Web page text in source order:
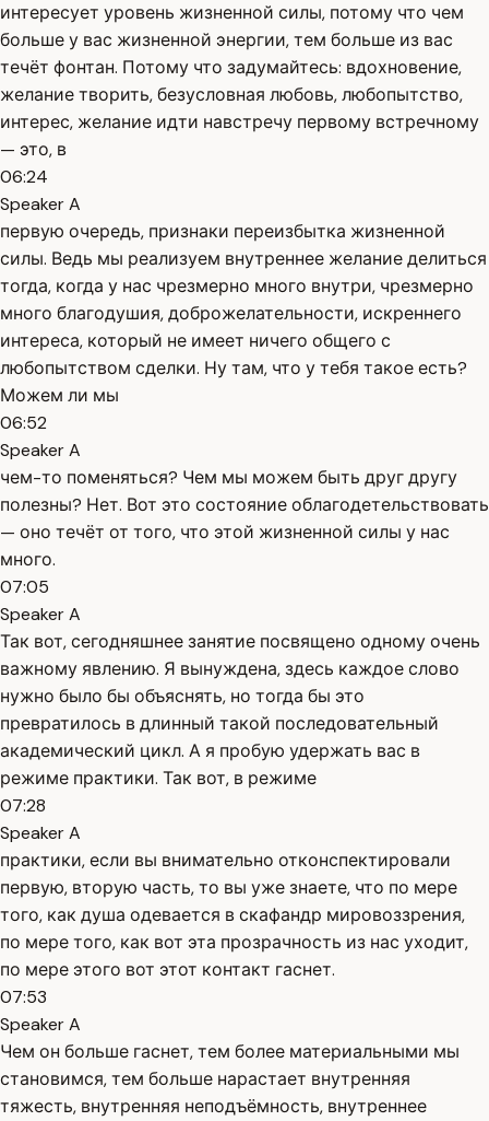
интересует уровень жизненной силы, потому что чем
больше у вас жизненной энергии, тем больше из вас
течёт фонтан. Потому что задумайтесь: вдохновение,
желание творить, безусловная любовь, любопытство,
интерес, желание идти навстречу первому встречному
— это, в
06:24
Speaker A
первую очередь, признаки переизбытка жизненной
силы. Ведь мы реализуем внутреннее желание делиться
тогда, когда у нас чрезмерно много внутри, чрезмерно
много благодушия, доброжелательности, искреннего
интереса, который не имеет ничего общего с
любопытством сделки. Ну там, что у тебя такое есть?
Можем ли мы
06:52
Speaker A
чем-то поменяться? Чем мы можем быть друг другу
полезны? Нет. Вот это состояние облагодетельствовать
— оно течёт от того, что этой жизненной силы у нас
много.
07:05
Speaker A
Так вот, сегодняшнее занятие посвящено одному очень
важному явлению. Я вынуждена, здесь каждое слово
нужно было бы объяснять, но тогда бы это
превратилось в длинный такой последовательный
академический цикл. А я пробую удержать вас в
режиме практики. Так вот, в режиме
07:28
Speaker A
практики, если вы внимательно отконспектировали
первую, вторую часть, то вы уже знаете, что по мере
того, как душа одевается в скафандр мировоззрения,
по мере того, как вот эта прозрачность из нас уходит,
по мере этого вот этот контакт гаснет.
07:53
Speaker A
Чем он больше гаснет, тем более материальными мы
становимся, тем больше нарастает внутренняя
тяжесть, внутренняя неподъёмность, внутреннее